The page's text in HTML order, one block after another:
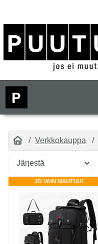
Verkkokauppa
JO VAIN MAHTUU!